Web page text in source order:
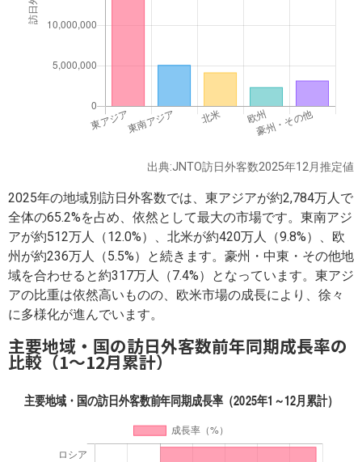
出典:JNTO訪日外客数2025年12月推定値
2025年の地域別訪日外客数では、東アジアが約2,784万人で
全体の65.2%を占め、依然として最大の市場です。東南アジ
アが約512万人（12.0%）、北米が約420万人（9.8%）、欧
州が約236万人（5.5%）と続きます。豪州・中東・その他地
域を合わせると約317万人（7.4%）となっています。東アジ
アの比重は依然高いものの、欧米市場の成長により、徐々
に多様化が進んでいます。
主要地域・国の訪日外客数前年同期成長率の
比較（1～12月累計）